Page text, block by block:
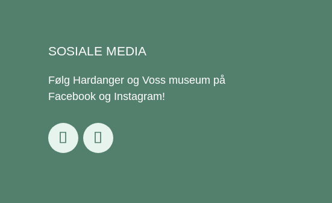
SOSIALE MEDIA
Følg Hardanger og Voss museum på
Facebook og Instagram!